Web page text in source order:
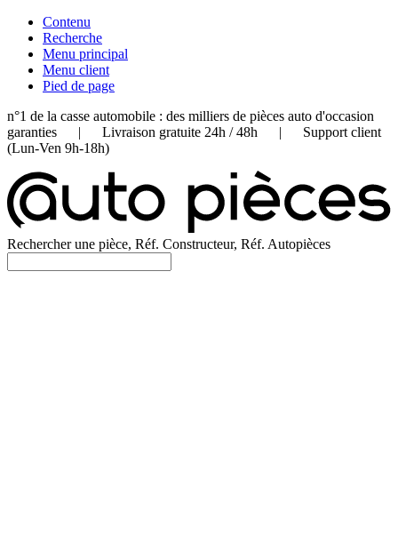
Contenu
Recherche
Menu principal
Menu client
Pied de page
n°1 de la casse automobile : des milliers de pièces auto d'occasion
garanties | Livraison gratuite 24h / 48h | Support client
(Lun-Ven 9h-18h)
Rechercher une pièce, Réf. Constructeur, Réf. Autopièces